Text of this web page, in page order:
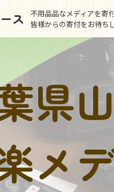
ス
不用品品なメディアを寄
皆様からの寄付をお待ち
県
メ